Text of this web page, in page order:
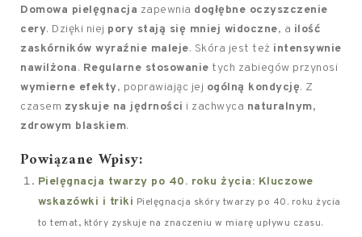
Domowa pielęgnacja zapewnia dogłębne oczyszczenie
cery. Dzięki niej pory stają się mniej widoczne, a ilość
zaskórników wyraźnie maleje. Skóra jest też intensywnie
nawilżona. Regularne stosowanie tych zabiegów przynosi
wymierne efekty, poprawiając jej ogólną kondycję. Z
czasem zyskuje na jędrności i zachwyca naturalnym,
zdrowym blaskiem.
Powiązane Wpisy:
Pielęgnacja twarzy po 40. roku życia: Kluczowe
wskazówki i triki Pielęgnacja skóry twarzy po 40. roku życia
to temat, który zyskuje na znaczeniu w miarę upływu czasu.